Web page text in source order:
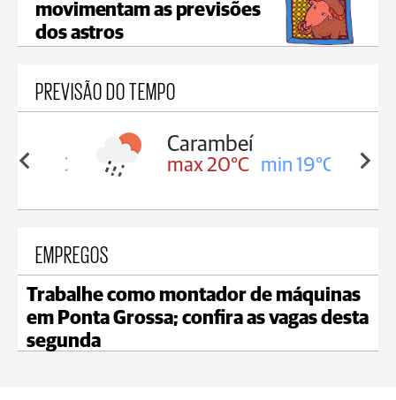
movimentam as previsões
dos astros
PREVISÃO DO TEMPO
19°C
Carambeí
max 20°C min 19°C
EMPREGOS
Trabalhe como montador de máquinas
em Ponta Grossa; confira as vagas desta
segunda